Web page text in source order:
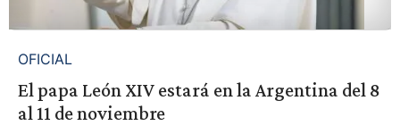
OFICIAL
El papa León XIV estará en la Argentina del 8
al 11 de noviembre